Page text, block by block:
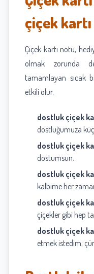
çiçek
Çiçek kartı notu,
olmak zorunda
tamamlayan sıcak
etkili olur.
dostluk çiçek
dostluğumuza
dostluk çiçek
dostumsun.
dostluk çiçek
kalbime her
dostluk çiçek
çiçekler gibi hep
dostluk çiçek
etmek istedim;